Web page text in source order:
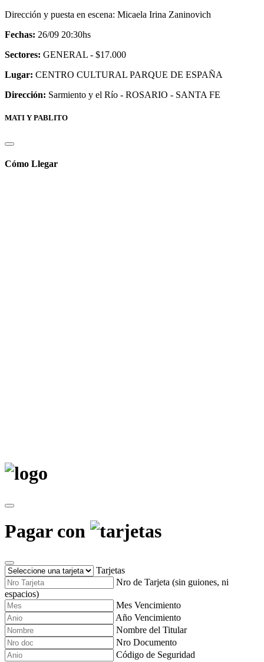
Dirección y puesta en escena: Micaela Irina Zaninovich
Fechas: 26/09 20:30hs
Sectores: GENERAL - $17.000
Lugar: CENTRO CULTURAL PARQUE DE ESPAÑA
Dirección: Sarmiento y el Rí­o - ROSARIO - SANTA FE
MATI Y PABLITO
Cómo Llegar
Pagar con
Tarjetas
Nro de Tarjeta (sin guiones, ni
espacios)
Mes Vencimiento
Año Vencimiento
Nombre del Titular
Nro Documento
Código de Seguridad